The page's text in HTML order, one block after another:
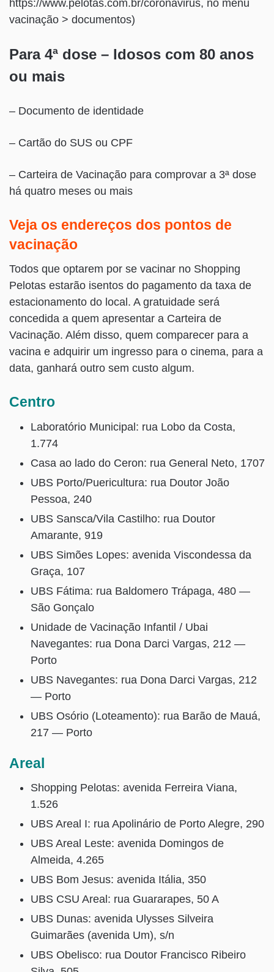
https://www.pelotas.com.br/coronavirus, no menu
vacinação > documentos)
Para 4ª dose – Idosos com 80 anos
ou mais
– Documento de identidade
– Cartão do SUS ou CPF
– Carteira de Vacinação para comprovar a 3ª dose
há quatro meses ou mais
Veja os endereços dos pontos de
vacinação
Todos que optarem por se vacinar no Shopping
Pelotas estarão isentos do pagamento da taxa de
estacionamento do local. A gratuidade será
concedida a quem apresentar a Carteira de
Vacinação. Além disso, quem comparecer para a
vacina e adquirir um ingresso para o cinema, para a
data, ganhará outro sem custo algum.
Centro
Laboratório Municipal: rua Lobo da Costa,
1.774
Casa ao lado do Ceron: rua General Neto, 1707
UBS Porto/Puericultura: rua Doutor João
Pessoa, 240
UBS Sansca/Vila Castilho: rua Doutor
Amarante, 919
UBS Simões Lopes: avenida Viscondessa da
Graça, 107
UBS Fátima: rua Baldomero Trápaga, 480 —
São Gonçalo
Unidade de Vacinação Infantil / Ubai
Navegantes: rua Dona Darci Vargas, 212 —
Porto
UBS Navegantes: rua Dona Darci Vargas, 212
— Porto
UBS Osório (Loteamento): rua Barão de Mauá,
217 — Porto
Areal
Shopping Pelotas: avenida Ferreira Viana,
1.526
UBS Areal I: rua Apolinário de Porto Alegre, 290
UBS Areal Leste: avenida Domingos de
Almeida, 4.265
UBS Bom Jesus: avenida Itália, 350
UBS CSU Areal: rua Guararapes, 50 A
UBS Dunas: avenida Ulysses Silveira
Guimarães (avenida Um), s/n
UBS Obelisco: rua Doutor Francisco Ribeiro